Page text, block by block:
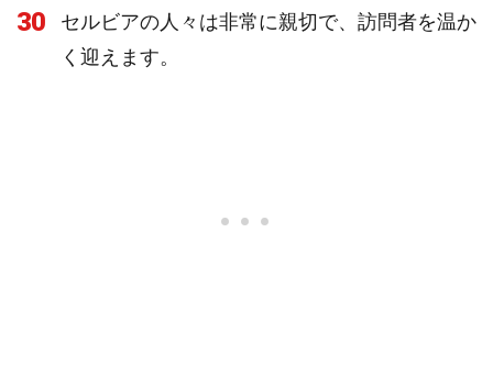
30
セルビアの人々は非常に親切で、訪問者を温か
く迎えます。